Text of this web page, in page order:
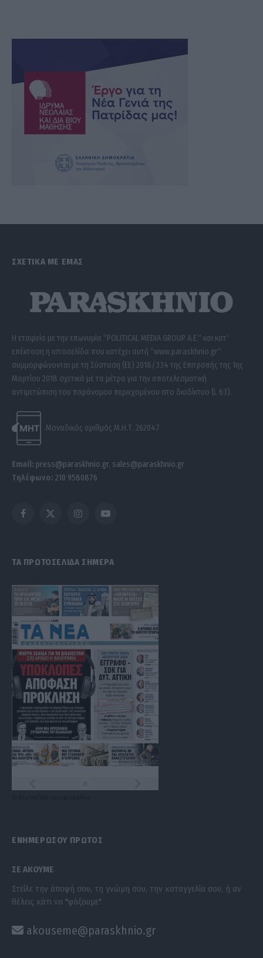
ΣΧΕΤΙΚΑ ΜΕ ΕΜΑΣ
Η εταιρεία με την επωνυμία “POLITICAL MEDIA GROUP A.E.” και κατ’
επέκταση η ιστοσελίδα που κατέχει αυτή “www.paraskhnio.gr”
συμμορφώνονται με τη Σύσταση (ΕΕ) 2018/334 της Επιτροπής της 1ης
Μαρτίου 2018 σχετικά με τα μέτρα για την αποτελεσματική
αντιμετώπιση του παράνομου περιεχομένου στο διαδίκτυο (L 63).
Μοναδικός αριθμός Μ.Η.Τ. 262047
Email: press@paraskhnio.gr, sales@paraskhnio.gr
Τηλέφωνο: 210 9580876
Facebook
X
InstagramYouTube
ΤΑ ΠΡΩΤΟΣΕΛΙΔΑ ΣΗΜΕΡΑ
ΕΝΗΜΕΡΩΣΟΥ ΠΡΩΤΟΣ
ΣΕ ΑΚΟΥΜΕ
Στείλε την άποψή σου, τη γνώμη σου, την καταγγελία σου, ή αν
θέλεις κάτι να "ψάξουμε".
akouseme@paraskhnio.gr